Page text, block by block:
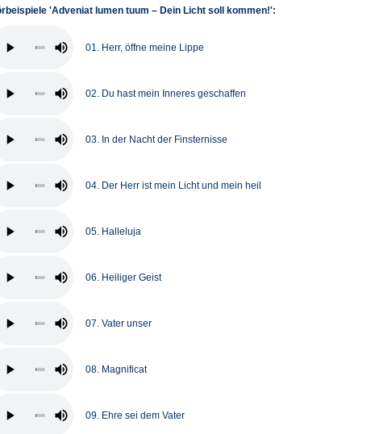
'Adveniat lumen tuum – Dein Licht soll kommen!':
01. Herr, öffne meine Lippe
02. Du hast mein Inneres geschaffen
03. In der Nacht der Finsternisse
04. Der Herr ist mein Licht und mein heil
05. Halleluja
06. Heiliger Geist
07. Vater unser
08. Magnificat
09. Ehre sei dem Vater